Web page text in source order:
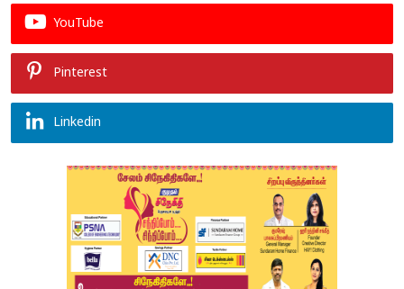
YouTube
Pinterest
Linkedin